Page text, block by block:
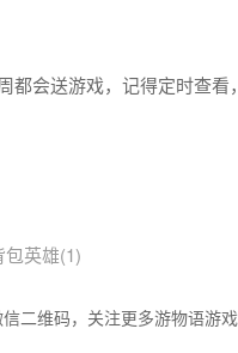
都会送游戏，记得定时查看
包英雄(1)